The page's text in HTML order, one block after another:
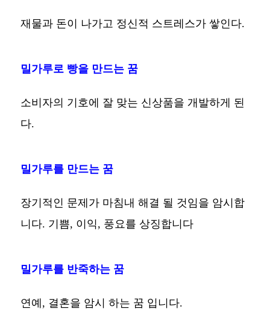
재물과 돈이 나가고 정신적 스트레스가 쌓인다.
밀가루로 빵을 만드는 꿈
소비자의 기호에 잘 맞는 신상품을 개발하게 된
다.
밀가루를 만드는 꿈
장기적인 문제가 마침내 해결 될 것임을 암시합
니다. 기쁨, 이익, 풍요를 상징합니다
밀가루를 반죽하는 꿈
연예, 결혼을 암시 하는 꿈 입니다.